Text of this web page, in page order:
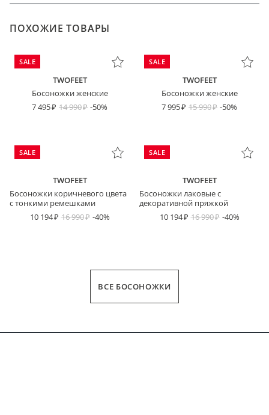
ПОХОЖИЕ ТОВАРЫ
SALE
TWOFEET
Босоножки женские
7 495
14 990 -50%
SALE
TWOFEET
Босоножки женские
7 995
15 990 -50%
SALE
TWOFEET
Босоножки коричневого цвета
с тонкими ремешками
10 194
16 990 -40%
SALE
TWOFEET
Босоножки лаковые с
декоративной пряжкой
10 194
16 990 -40%
ВСЕ БОСОНОЖКИ